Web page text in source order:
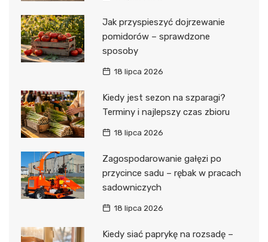
Jak przyspieszyć dojrzewanie
pomidorów – sprawdzone
sposoby
18 lipca 2026
Kiedy jest sezon na szparagi?
Terminy i najlepszy czas zbioru
18 lipca 2026
Zagospodarowanie gałęzi po
przycince sadu – rębak w pracach
sadowniczych
18 lipca 2026
Kiedy siać paprykę na rozsadę –